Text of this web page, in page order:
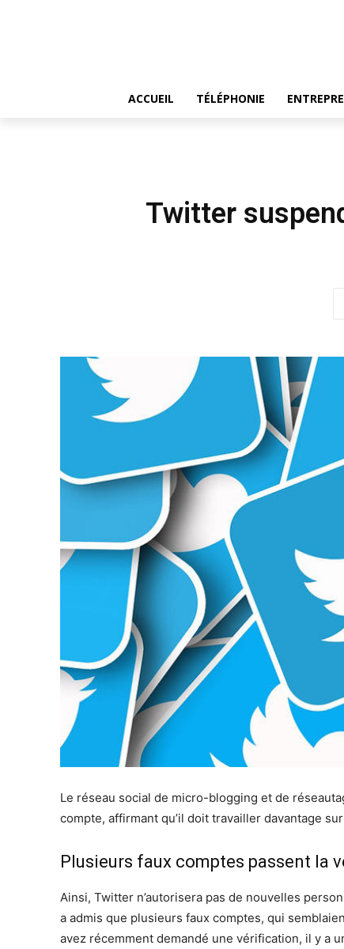
ACCUEIL TÉLÉPHONIE
Twitter
Le réseau social de micro-blogging et de
compte, affirmant qu’il doit travailler davantage
Plusieurs faux comptes passent la
Ainsi, Twitter n’autorisera pas de nouvelles
a admis que plusieurs faux comptes, qui
avez récemment demandé une vérification, il y a